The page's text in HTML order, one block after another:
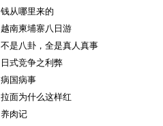
钱从哪里来的
越南柬埔寨八日游
不是八卦，全是真人真事
日式竞争之利弊
病国病事
拉面为什么这样红
养肉记